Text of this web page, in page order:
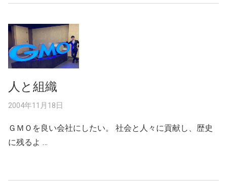
人と組織
2004年11月18日
ＧＭＯを良い会社にしたい。 社会と人々に貢献し、歴史
に残るよ …